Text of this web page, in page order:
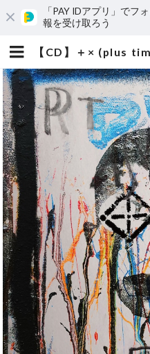
「PAY IDアプリ」でフ
報を受け取ろう